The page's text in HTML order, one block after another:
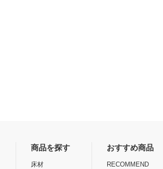
商品を探す
床材
おすすめ商品
RECOMMEND